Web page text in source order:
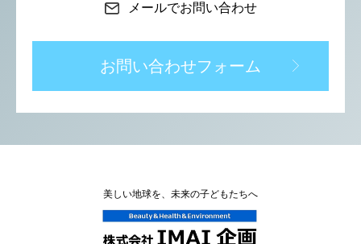
メールでお問い合わせ
お問い合わせフォーム
美しい地球を、未来の子どもたちへ